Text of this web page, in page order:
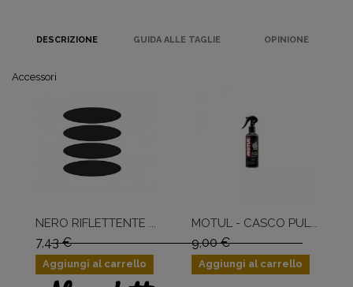
DESCRIZIONE GUIDA ALLE TAGLIE OPINIONE
Accessori
NERO RIFLETTENTE ...
7,43 €
Aggiungi al carrello
MOTUL - CASCO PUL...
9,00 €
Aggiungi al carrello